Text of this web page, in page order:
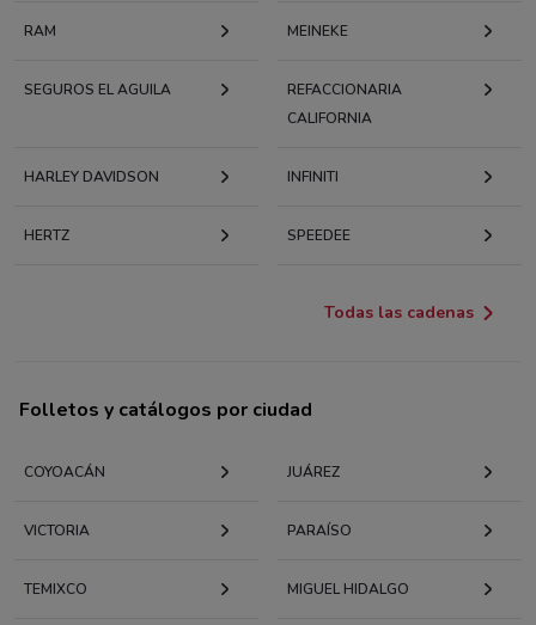
RAM MEINEKE
SEGUROS EL AGUILA
REFACCIONARIA
CALIFORNIA
HARLEY DAVIDSON INFINITI
HERTZ SPEEDEE
Todas las cadenas
Folletos y catálogos por ciudad
COYOACÁN JUÁREZ
VICTORIA PARAÍSO
TEMIXCO MIGUEL HIDALGO